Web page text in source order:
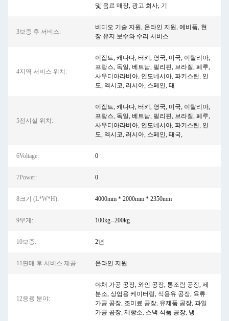
및 음료 매장, 광고 회사, 기
3보증 후 서비스:
비디오 기술 지원, 온라인 지원, 예비품, 현
장 유지 보수와 수리 서비스
4지역 서비스 위치:
이집트, 캐나다, 터키, 영국, 미국, 이탈리아,
프랑스, ​​독일, 베트남, 필리핀, 브라질, 페루,
사우디아라비아, 인도네시아, 파키스탄, 인
도, 멕시코, 러시아, 스페인, 태
5전시실 위치:
이집트, 캐나다, 터키, 영국, 미국, 이탈리아,
프랑스, 독일, 베트남, 필리핀, 브라질, 페루,
사우디아라비아, 인도네시아, 파키스탄, 인
도, 멕시코, 러시아, 스페인, 태국,
6Voltage: 0
7Power: 0
8크기 (L*W*H): 4000mm * 2000mm * 2350mm
9무게: 100kg--200kg
10보증: 2년
11판매 후 서비스 제공: 온라인 지원
12응용 분야:
야채 가공 공장, 와인 공장, 통조림 공장, 제
분소, 상업용 케이터링, 식용유 공장, 육류
가공 공장, 조미료 공장, 유제품 공장, 과일
가공 공장, 제빵소, 스낵 식품 공장, 냉